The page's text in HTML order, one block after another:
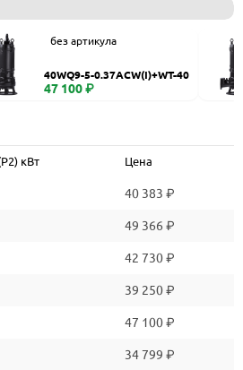
без артикула
40WQ9-5-0.37ACW(I)+WT-40
47 100 ₽
кВт Цена
40 383 ₽
49 366 ₽
42 730 ₽
39 250 ₽
47 100 ₽
34 799 ₽